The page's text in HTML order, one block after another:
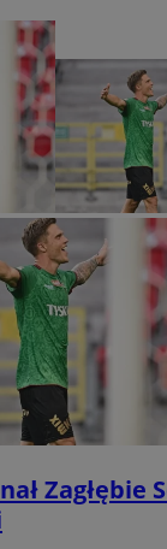
Zagłębie